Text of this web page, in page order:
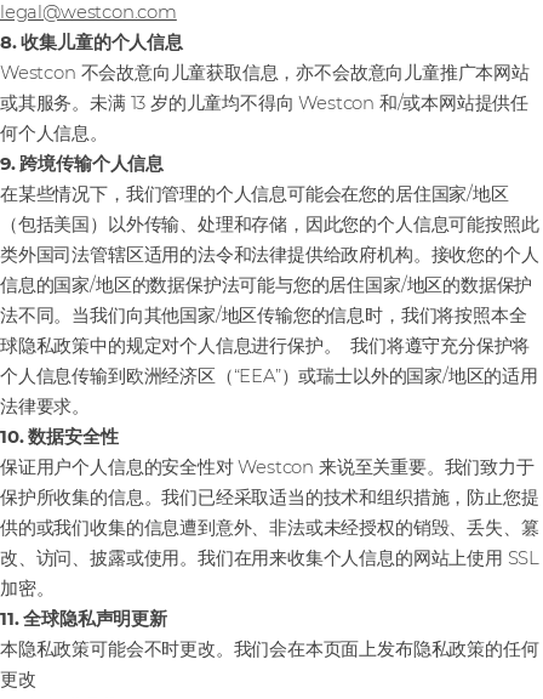
legal@westcon.com
8. 收集儿童的个人信息
Westcon 不会故意向儿童获取信息，亦不会故意向儿童推广本网站
或其服务。未满 13 岁的儿童均不得向 Westcon 和/或本网站提供任
何个人信息。
9. 跨境传输个人信息
在某些情况下，我们管理的个人信息可能会在您的居住国家/地区
（包括美国）以外传输、处理和存储，因此您的个人信息可能按照此
类外国司法管辖区适用的法令和法律提供给政府机构。接收您的个人
信息的国家/地区的数据保护法可能与您的居住国家/地区的数据保护
法不同。当我们向其他国家/地区传输您的信息时，我们将按照本全
球隐私政策中的规定对个人信息进行保护。 我们将遵守充分保护将
个人信息传输到欧洲经济区（“EEA”）或瑞士以外的国家/地区的适用
法律要求。
10. 数据安全性
保证用户个人信息的安全性对 Westcon 来说至关重要。我们致力于
保护所收集的信息。我们已经采取适当的技术和组织措施，防止您提
供的或我们收集的信息遭到意外、非法或未经授权的销毁、丢失、篡
改、访问、披露或使用。我们在用来收集个人信息的网站上使用 SSL
加密。
11. 全球隐私声明更新
本隐私政策可能会不时更改。我们会在本页面上发布隐私政策的任何
更改